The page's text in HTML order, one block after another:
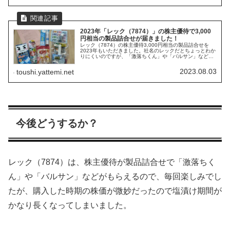
2023年「レック（7874）」の株主優待で3,000
円相当の製品詰合せが届きました！
レック（7874）の株主優待3,000円相当の製品詰合せを
2023年もいただきました。社名のレックだとちょっとわか
りにくいのですが、「激落ちくん」や「バルサン」などの
toushi.yattemi.net 2023.08.03
今後どうするか？
レック（7874）は、株主優待が製品詰合せで「激落ちく
ん」や「バルサン」などがもらえるので、毎回楽しみでし
たが、購入した時期の株価が微妙だったので塩漬け期間が
かなり長くなってしまいました。